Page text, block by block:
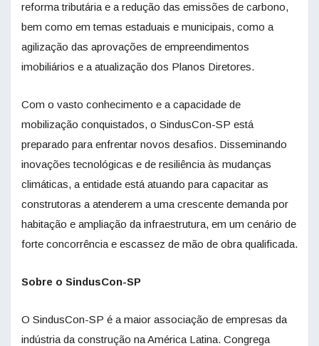
reforma tributária e a redução das emissões de carbono,
bem como em temas estaduais e municipais, como a
agilização das aprovações de empreendimentos
imobiliários e a atualização dos Planos Diretores.
Com o vasto conhecimento e a capacidade de
mobilização conquistados, o SindusCon-SP está
preparado para enfrentar novos desafios. Disseminando
inovações tecnológicas e de resiliência às mudanças
climáticas, a entidade está atuando para capacitar as
construtoras a atenderem a uma crescente demanda por
habitação e ampliação da infraestrutura, em um cenário de
forte concorrência e escassez de mão de obra qualificada.
Sobre o SindusCon-SP
O SindusCon-SP é a maior associação de empresas da
indústria da construção na América Latina. Congrega